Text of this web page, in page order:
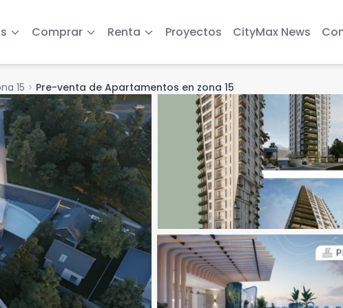
Comprar Renta Proyectos CityMax News
15 chevron_right Pre-venta de Apartamentos en zona 15